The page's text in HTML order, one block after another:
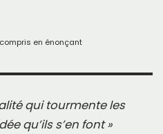
compris en énonçant
qui tourmente les
qu’ils s’en font »